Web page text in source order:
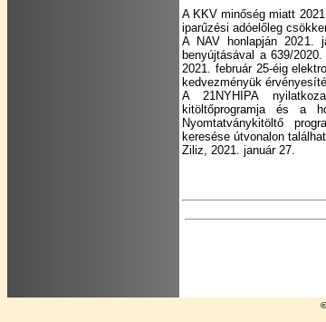
A KKV minőség miatt
iparűzési adóelőleg
A NAV honlapján 2021.
benyújtásával a 639/
2021. február 25-éig
kedvezményük
A 21NYHIPA
kitöltőprogramja és a
Nyomtatványkitöltő
keresése útvonalon
Ziliz, 2021. január 27.